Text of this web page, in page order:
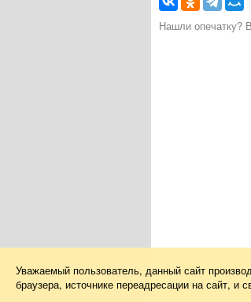
Нашли опечатку?
Уважаемый пользователь, данный сайт
браузера, источнике переадресации на сайт, и